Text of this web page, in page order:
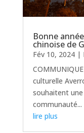
Bonne
chinoise de
Fév 10, 2024|
culturelle
souhaitent
communauté...
lire plus